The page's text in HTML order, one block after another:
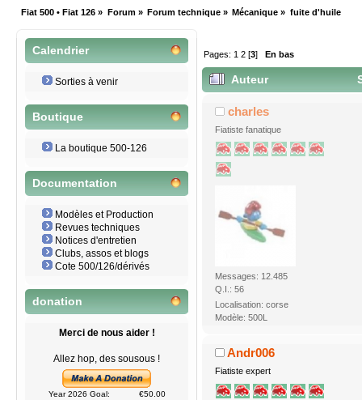
Fiat 500 • Fiat 126 » Forum» Forum technique» Mécanique » fuite d'huile
Calendrier
Sorties à venir
Boutique
La boutique 500-126
Documentation
Modèles et Production
Revues techniques
Notices d'entretien
Clubs, assos et blogs
Cote 500/126/dérivés
donation
Merci de nous aider !
Allez hop, des sousous !
Year 2026 Goal:
€50.00
Pages: 1 2 [3] En bas
Auteur
charles
Fiatiste fanatique
Messages: 12.485
Q.I.: 56
Localisation: corse
Modèle: 500L
Andr006
Fiatiste expert